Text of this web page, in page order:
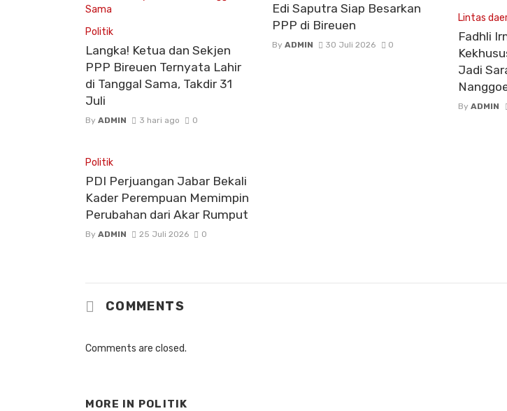
Politik
Langka! Ketua dan Sekjen
PPP Bireuen Ternyata Lahir
di Tanggal Sama, Takdir 31
Juli
By ADMIN 3 hari ago 0
Edi Saputra Siap Besarkan
PPP di Bireuen
By ADMIN 30 Juli 2026 0
Lintas
Fadhli
Jadi
ByADMIN
Politik
PDI Perjuangan Jabar Bekali
Kader Perempuan Memimpin
Perubahan dari Akar Rumput
By ADMIN 25 Juli 2026 0
COMMENTS
Comments are closed.
MORE IN POLITIK